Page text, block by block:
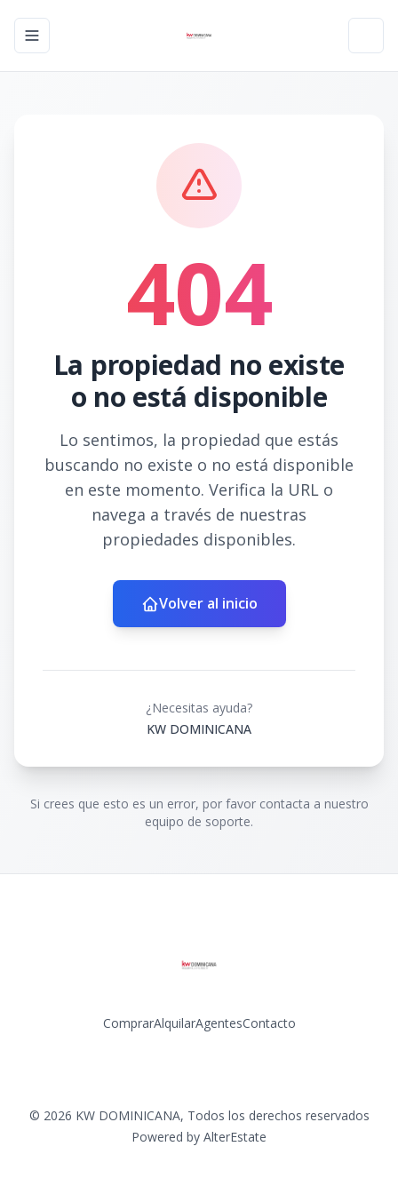
Toggle navigation menu
404
La propiedad no existe
o no está disponible
Lo sentimos, la propiedad que estás
buscando no existe o no está disponible
en este momento. Verifica la URL o
navega a través de nuestras
propiedades disponibles.
Volver al inicio
¿Necesitas ayuda?
KW DOMINICANA
Si crees que esto es un error, por favor contacta a nuestro
equipo de soporte.
ComprarAlquilarAgentesContacto
© 2026 KW DOMINICANA, Todos los derechos reservados
Powered by AlterEstate